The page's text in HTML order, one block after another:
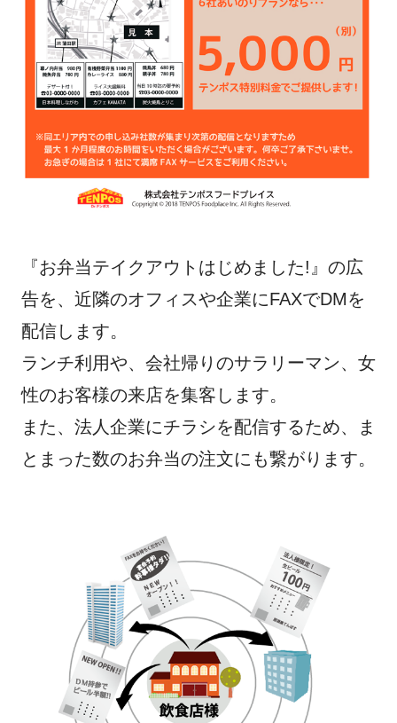
『お弁当テイクアウトはじめました!』の広
告を、近隣のオフィスや企業にFAXでDMを
配信します。
ランチ利用や、会社帰りのサラリーマン、女
性のお客様の来店を集客します。
また、法人企業にチラシを配信するため、ま
とまった数のお弁当の注文にも繋がります。